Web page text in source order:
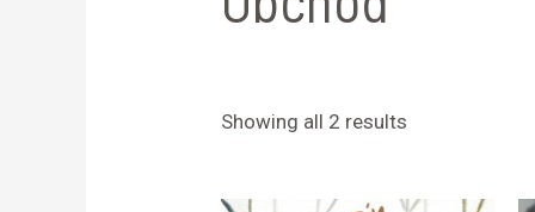
Showing all 2 results